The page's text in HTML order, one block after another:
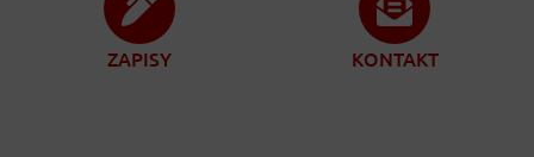
ZAPISY KONTAKT